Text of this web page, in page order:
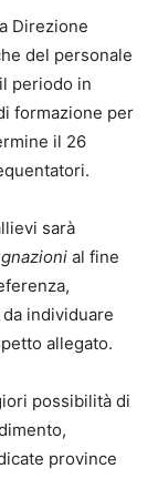
Direzione
del personale
periodo in
formazione per
il 26
sarà
al fine
individuare
allegato.
possibilità di
province